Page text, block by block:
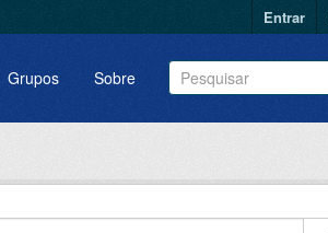
Entrar
Grupos Sobre